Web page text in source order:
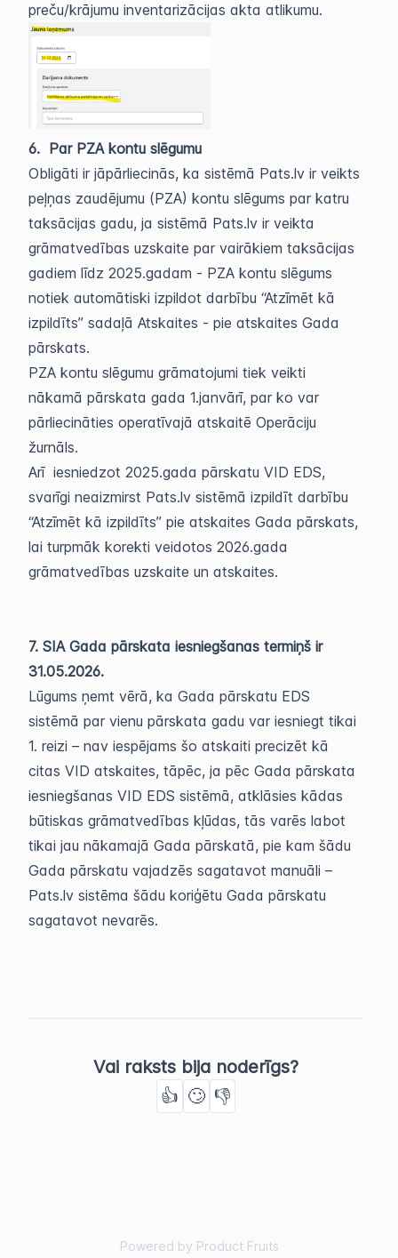
preču/krājumu inventarizācijas akta atlikumu.
6. Par PZA kontu slēgumu
Obligāti ir jāpārliecinās, ka sistēmā Pats.lv ir veikts
peļņas zaudējumu (PZA) kontu slēgums par katru
taksācijas gadu, ja sistēmā Pats.lv ir veikta
grāmatvedības uzskaite par vairākiem taksācijas
gadiem līdz 2025.gadam - PZA kontu slēgums
notiek automātiski izpildot darbību “Atzīmēt kā
izpildīts” sadaļā Atskaites - pie atskaites Gada
pārskats.
PZA kontu slēgumu grāmatojumi tiek veikti
nākamā pārskata gada 1.janvārī, par ko var
pārliecināties operatīvajā atskaitē Operāciju
žurnāls.
Arī iesniedzot 2025.gada pārskatu VID EDS,
svarīgi neaizmirst Pats.lv sistēmā izpildīt darbību
“Atzīmēt kā izpildīts” pie atskaites Gada pārskats,
lai turpmāk korekti veidotos 2026.gada
grāmatvedības uzskaite un atskaites.
7. SIA Gada pārskata iesniegšanas termiņš ir
31.05.2026.
Lūgums ņemt vērā, ka Gada pārskatu EDS
sistēmā par vienu pārskata gadu var iesniegt tikai
1. reizi – nav iespējams šo atskaiti precizēt kā
citas VID atskaites, tāpēc, ja pēc Gada pārskata
iesniegšanas VID EDS sistēmā, atklāsies kādas
būtiskas grāmatvedības kļūdas, tās varēs labot
tikai jau nākamajā Gada pārskatā, pie kam šādu
Gada pārskatu vajadzēs sagatavot manuāli –
Pats.lv sistēma šādu koriģētu Gada pārskatu
sagatavot nevarēs.
Vai raksts bija noderīgs?
👍 🙄 👎
Powered by Product Fruits